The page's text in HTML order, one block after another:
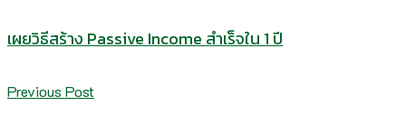
เผยวิธีสร้าง Passive Income สำเร็จใน 1 ปี
Previous Post